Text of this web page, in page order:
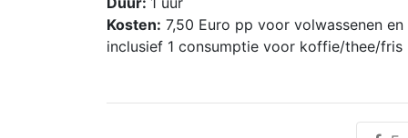
Kosten: 7,50 Euro pp voor volwassenen
inclusief 1 consumptie voor koffie/thee/fris